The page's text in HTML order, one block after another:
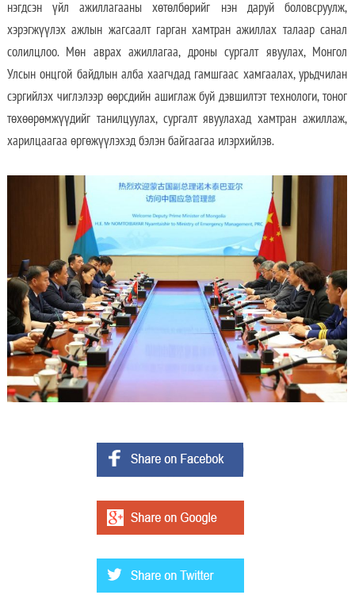
нэгдсэн үйл ажиллагааны хөтөлбөрийг нэн даруй боловсруулж,
хэрэгжүүлэх ажлын жагсаалт гарган хамтран ажиллах талаар санал
солилцлоо. Мөн аврах ажиллагаа, дроны сургалт явуулах, Монгол
Улсын онцгой байдлын алба хаагчдад гамшгаас хамгаалах, урьдчилан
сэргийлэх чиглэлээр өөрсдийн ашиглаж буй дэвшилтэт технологи, тоног
төхөөрөмжүүдийг танилцуулах, сургалт явуулахад хамтран ажиллаж,
харилцаагаа өргөжүүлэхэд бэлэн байгаагаа илэрхийлэв.